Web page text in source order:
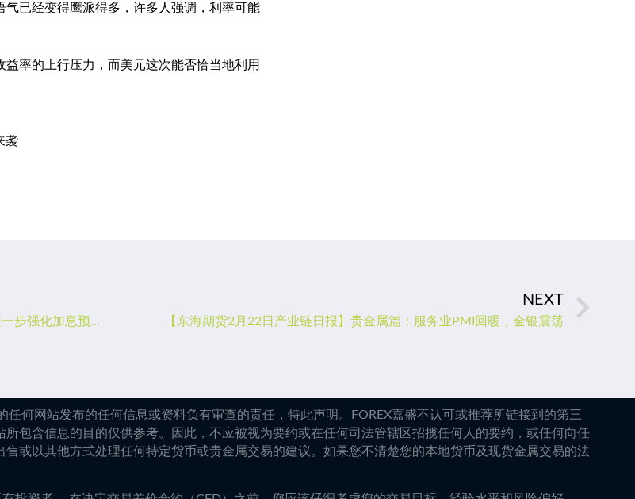
已经变得鹰派得多，许多人强调，利率可能
率的上行压力，而美元这次能否恰当地利用
袭
【东海期货2月22日宏观金融日报】：欧美PMI数据好于预期，进一步强化加息预期
NEXT
【东海期货2月22日产业链日报】贵金属篇：服务业PMI回暖，金银震荡
何网站发布的任何信息或资料负有审查的责任，特此声明。FOREX嘉盛不认可或推荐所链接到的第三
包含信息的目的仅供参考。因此，不应被视为要约或在任何司法管辖区招揽任何人的要约，或任何向任
或以其他方式处理任何特定货币或贵金属交易的建议。如果您不清楚您的本地货币及现货金属交易的法